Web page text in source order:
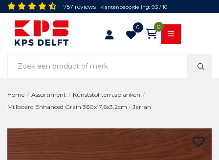
757 reviews | klantenbeoordeling: 9.3 / 10
0 0
Home / Assortiment / Kunststof terrasplanken /
Millboard Enhanced Grain 360x17,6x3,2cm - Jarrah